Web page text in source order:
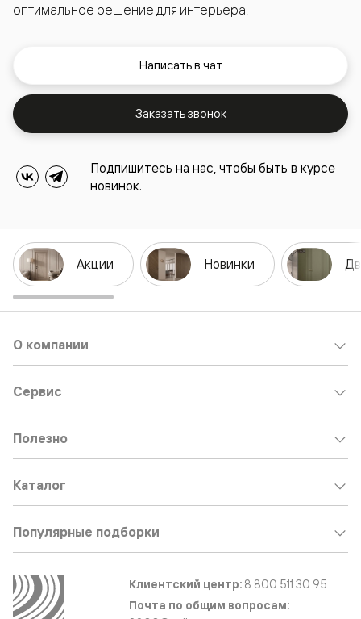
оптимальное решение для интерьера.
Написать в чат
Заказать звонок
Подпишитесь на нас, чтобы быть в курсе
новинок.
Акции Новинки
О компании
Сервис
Полезно
Каталог
Популярные подборки
Клиентский центр: 8 800 511 30 95
Почта по общим вопросам: